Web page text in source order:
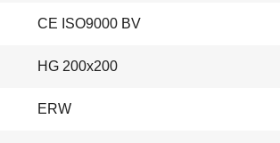
CE ISO9000 BV
HG 200x200
ERW